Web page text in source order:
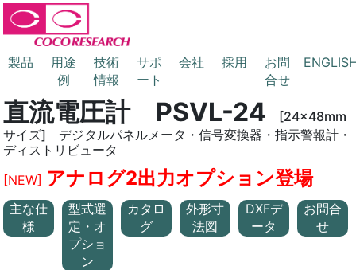
製品
用途
例
技術
情報
サポ
ート
会社 採用
お問
合せ
直流電圧計 PSVL-24 [24x48mm
サイズ] デジタルパネルメータ・信号変換器・指示警報計・
ディストリビュータ
[NEW] アナログ2出力オプション登場
主な仕
様
型式選
定・オ
プショ
ン
カタロ
グ
外形寸
法図
DXFデ
ータ
お問合
せ